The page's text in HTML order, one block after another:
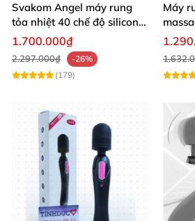
Svakom Angel máy rung
tỏa nhiệt 40 chế độ silicon
mềm mịn
1.700.000₫
2.297.000₫
-26%
(179)
Máy
silicon